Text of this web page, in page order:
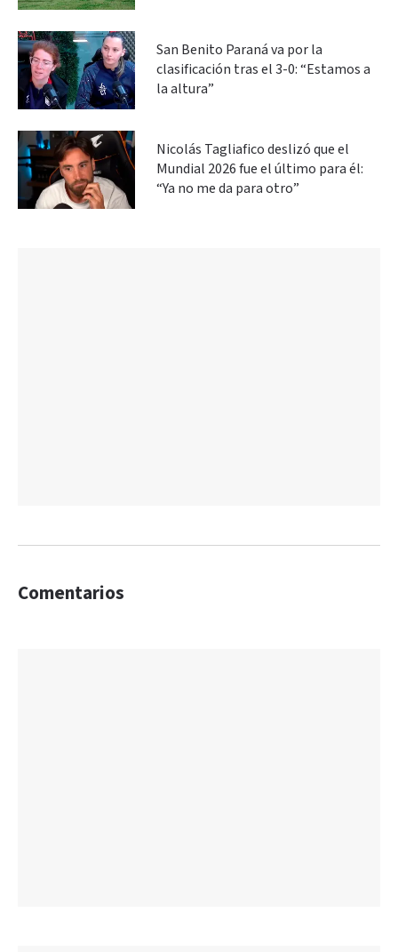
San Benito Paraná va por la
clasificación tras el 3-0: “Estamos a
la altura”
Nicolás Tagliafico deslizó que el
Mundial 2026 fue el último para él:
“Ya no me da para otro”
Comentarios